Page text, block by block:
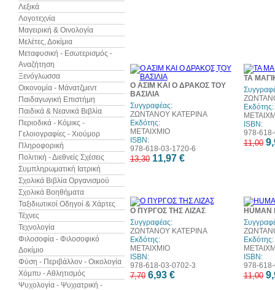
Λεξικά
Λογοτεχνία
Μαγειρική & Οινολογία
Μελέτες, Δοκίμια
Μεταφυσική - Εσωτερισμός -
Αναζήτηση
Ξενόγλωσσα
Οικονομία - Μάνατζμεντ
Παιδαγωγική Επιστήμη
Παιδικά & Νεανικά Βιβλία
Περιοδικά - Κόμικς -
Γελοιογραφίες - Χιούμορ
Πληροφορική
Πολιτική - Διεθνείς Σχέσεις
Συμπληρωματική Ιατρική
Σχολικά Βιβλία Οργανισμού
Σχολικά Βοηθήματα
Ταξιδιωτικοί Οδηγοί & Χάρτες
Τέχνες
Τεχνολογία
Φιλοσοφία - Φιλοσοφικό
Δοκίμιο
Φύση - Περιβάλλον - Οικολογία
Χόμπυ - Αθλητισμός
Ψυχολογία - Ψυχιατρική -
10%
Ο ΑΣΙΜ ΚΑΙ Ο ΔΡΑΚΟΣ ΤΟΥ
ΒΑΣΙΛΙΑ
Συγγραφέας:
ΖΩΝΤΑΝΟΥ ΚΑΤΕΡΙΝΑ
Εκδότης:
ΜΕΤΑΙΧΜΙΟ
ISBN:
978-618-03-1720-6
13,30 11,97 €
ΤΑ
Εκδότης:
ISBN:
978-
11,00
10%
έκπτωση
Ο ΠΥΡΓΟΣ ΤΗΣ ΛΙΖΑΣ
Συγγραφέας:
ΖΩΝΤΑΝΟΥ ΚΑΤΕΡΙΝΑ
Εκδότης:
ΜΕΤΑΙΧΜΙΟ
ISBN:
978-618-03-0702-3
7,70 6,93 €
HUMAN
Εκδότης:
ISBN:
978-
11,00